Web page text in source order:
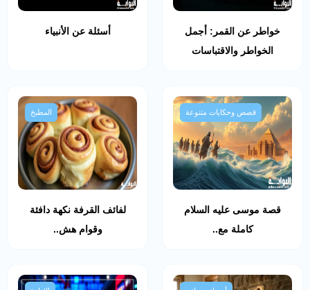
خواطر عن القمر: أجمل
الخواطر والاقتباسات
أسئلة عن الأنبياء
قصص وحكايات متنوعة
قصة موسى عليه السلام
كاملة مع..
المطبخ
لفائف القرفة نكهة دافئة
وقوام هش..